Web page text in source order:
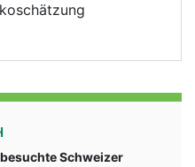
Schweizer